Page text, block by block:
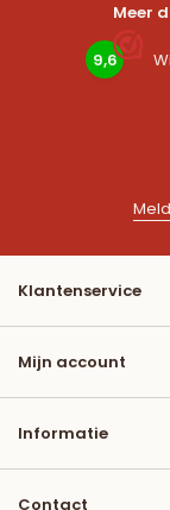
Meer
9,6
Klantenservice
Mijn account
Informatie
Contact